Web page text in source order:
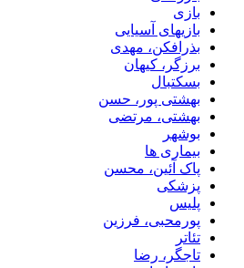
بازی
بازیهای آسیایی
بذرافکن، مهدی
برزگر، کیهان
بسکتبال
بهشتی پور، حسن
بهشتی، مرتضی
بوشهر
بیماری ها
پاک آئین، محسن
پزشکی
پلیس
پورمحبی، فرزین
تئاتر
تاجگر، رضا